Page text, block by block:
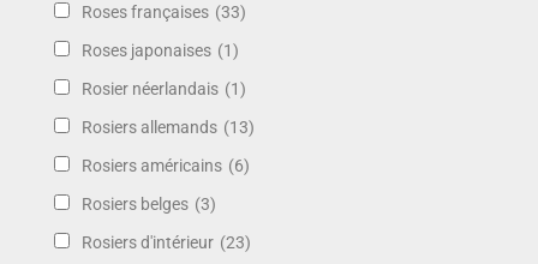
Roses françaises (33)
Roses japonaises (1)
Rosier néerlandais (1)
Rosiers allemands (13)
Rosiers américains (6)
Rosiers belges (3)
Rosiers d'intérieur (23)